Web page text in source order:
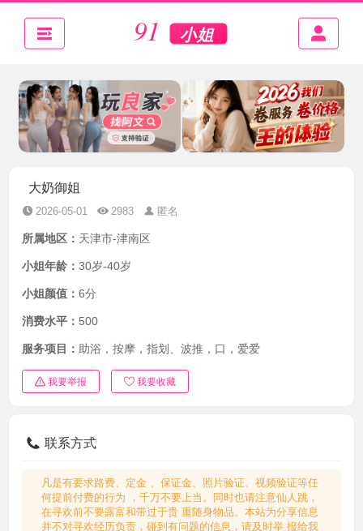
大奶御姐
2026-05-01 2983 匿名
所属地区： 天津市-津南区
小姐年龄： 30岁-40岁
小姐颜值： 6分
消费水平： 500
服务项目： 助浴，按摩，指划、波推，口，爱爱
我要举报 我要收藏
联系方式
凡是有要求路费、定金 、保证金、照片验证、视频验证等任
何提前付费的行为 ，千万不要上当。同时也请注意仙人跳，
在寻欢前不要露富和带过于贵 重随身物品。本站为分享信息
并不对寻欢经历负责，碰到有问题的信息，请及时举 报给我